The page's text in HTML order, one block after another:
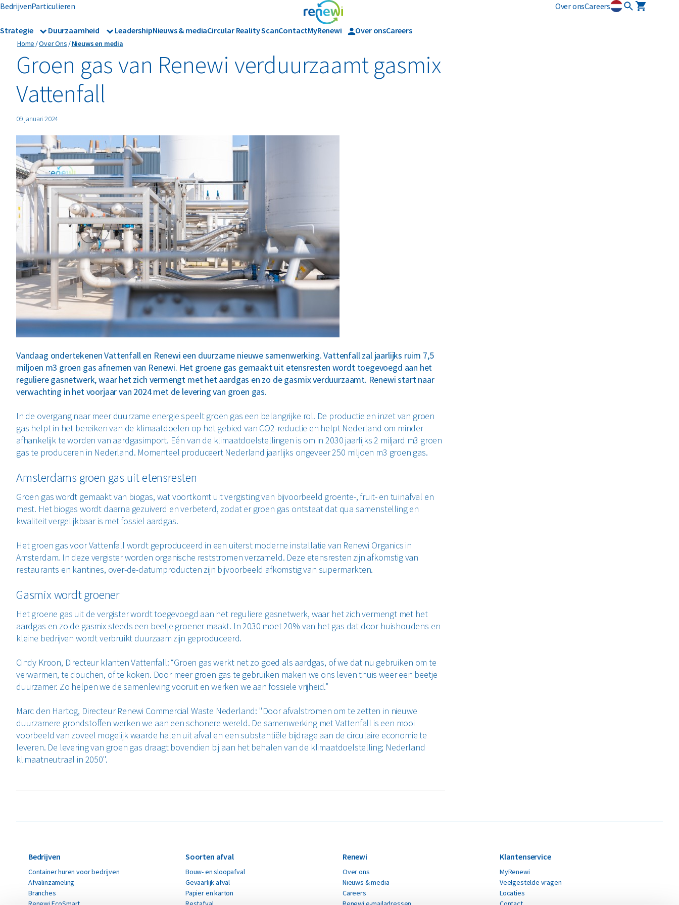
BedrijvenParticulieren Over onsCareers
Strategie
Strategie
Duurzaamheid
Duurzaamheid
LeadershipNieuws & mediaCircular Reality ScanContactMyRenewi Over onsCareers
Home Over Ons Nieuws en media
Groen gas van Renewi verduurzaamt gasmix
Vattenfall
09 januari 2024
Vandaag ondertekenen Vattenfall en Renewi een duurzame nieuwe samenwerking. Vattenfall zal jaarlijks ruim 7,5
miljoen m3 groen gas afnemen van Renewi. Het groene gas gemaakt uit etensresten wordt toegevoegd aan het
reguliere gasnetwerk, waar het zich vermengt met het aardgas en zo de gasmix verduurzaamt. Renewi start naar
verwachting in het voorjaar van 2024 met de levering van groen gas.
In de overgang naar meer duurzame energie speelt groen gas een belangrijke rol. De productie en inzet van groen
gas helpt in het bereiken van de klimaatdoelen op het gebied van CO2-reductie en helpt Nederland om minder
afhankelijk te worden van aardgasimport. Eén van de klimaatdoelstellingen is om in 2030 jaarlijks 2 miljard m3 groen
gas te produceren in Nederland. Momenteel produceert Nederland jaarlijks ongeveer 250 miljoen m3 groen gas.
Amsterdams groen gas uit etensresten
Groen gas wordt gemaakt van biogas, wat voortkomt uit vergisting van bijvoorbeeld groente-, fruit- en tuinafval en
mest. Het biogas wordt daarna gezuiverd en verbeterd, zodat er groen gas ontstaat dat qua samenstelling en
kwaliteit vergelijkbaar is met fossiel aardgas.
Het groen gas voor Vattenfall wordt geproduceerd in een uiterst moderne installatie van Renewi Organics in
Amsterdam. In deze vergister worden organische reststromen verzameld. Deze etensresten zijn afkomstig van
restaurants en kantines, over-de-datumproducten zijn bijvoorbeeld afkomstig van supermarkten.
Gasmix wordt groener
Het groene gas uit de vergister wordt toegevoegd aan het reguliere gasnetwerk, waar het zich vermengt met het
aardgas en zo de gasmix steeds een beetje groener maakt. In 2030 moet 20% van het gas dat door huishoudens en
kleine bedrijven wordt verbruikt duurzaam zijn geproduceerd.
Cindy Kroon, Directeur klanten Vattenfall: “Groen gas werkt net zo goed als aardgas, of we dat nu gebruiken om te
verwarmen, te douchen, of te koken. Door meer groen gas te gebruiken maken we ons leven thuis weer een beetje
duurzamer. Zo helpen we de samenleving vooruit en werken we aan fossiele vrijheid.”
Marc den Hartog, Directeur Renewi Commercial Waste Nederland: "Door afvalstromen om te zetten in nieuwe
duurzamere grondstoffen werken we aan een schonere wereld. De samenwerking met Vattenfall is een mooi
voorbeeld van zoveel mogelijk waarde halen uit afval en een substantiële bijdrage aan de circulaire economie te
leveren. De levering van groen gas draagt bovendien bij aan het behalen van de klimaatdoelstelling; Nederland
klimaatneutraal in 2050".
Bedrijven
Container huren voor bedrijven
Afvalinzameling
Branches
Soorten afval
Bouw- en sloopafval
Gevaarlijk afval
Papier en karton
Renewi
Over ons
Nieuws & media
Careers
Klantenservice
MyRenewi
Veelgestelde vragen
Locaties